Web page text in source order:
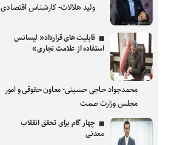
ولید هلالات- کارشناس اقتصادی
قابلیت های قرارداد« لیسانس
استفاده از علامت تجاری»
محمدجواد حاجی حسینی- معاون حقوقی و امور
مجلس وزارت صمت
چهار گام برای تحقق انقلاب
معدنی